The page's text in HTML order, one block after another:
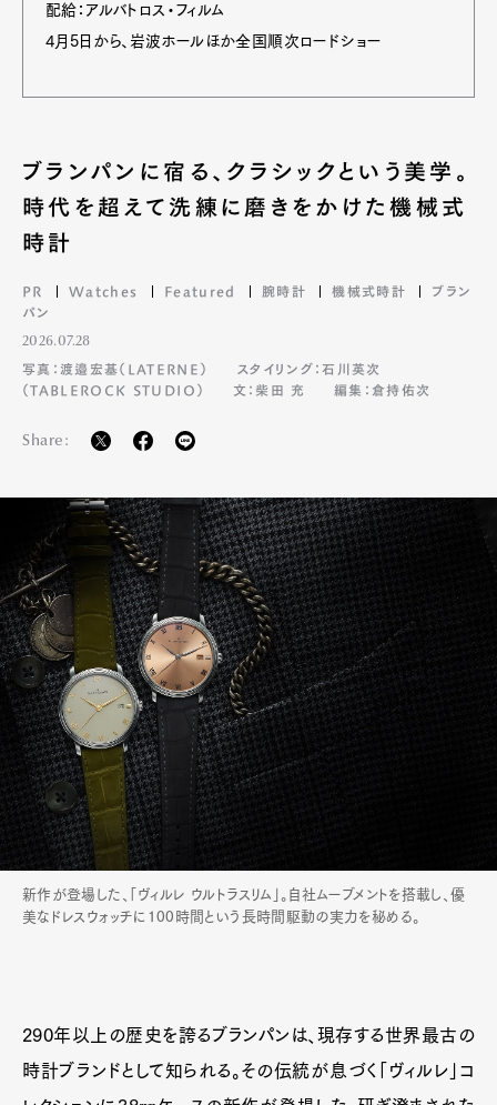
配給：アルバトロス・フィルム
4月5日から、岩波ホールほか全国順次ロードショー
ブランパンに宿る、クラシックという美学。
時代を超えて洗練に磨きをかけた機械式
時計
PR Watches Featured 腕時計 機械式時計
ブラン
パン
2026.07.28
写真：渡邉宏基（LATERNE）
スタイリング：石川英次
（TABLEROCK STUDIO）
文：柴田 充 編集：倉持佑次
Share:
新作が登場した、「ヴィルレ ウルトラスリム」。自社ムーブメントを搭載し、優
美なドレスウォッチに100時間という長時間駆動の実力を秘める。
290年以上の歴史を誇るブランパンは、現存する世界最古の
時計ブランドとして知られる。その伝統が息づく「ヴィルレ」コ